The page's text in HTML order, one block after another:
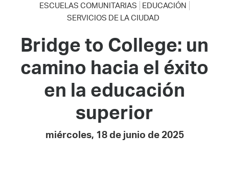
ESCUELAS COMUNITARIAS
EDUCACIÓN
SERVICIOS DE LA CIUDAD
Bridge to College: un
camino hacia el éxito
en la educación
superior
miércoles, 18 de junio de 2025